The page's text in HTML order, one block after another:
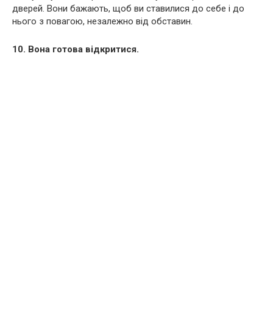
дверей. Вони бажають, щоб ви ставилися до себе і до
нього з повагою, незалежно від обставин.
10. Вона готова відкритися.